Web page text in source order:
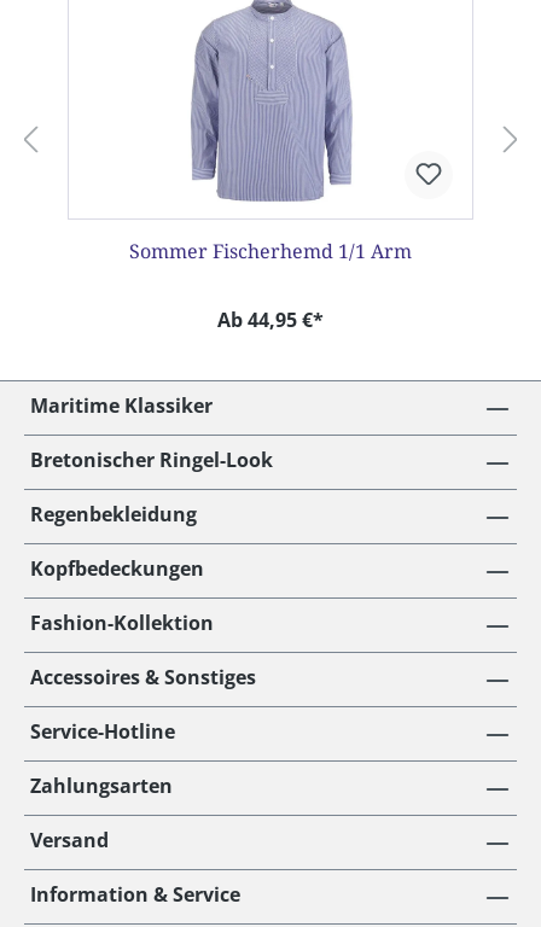
Sommer Fischerhemd 1/1 Arm
Ab 44,95 €*
Maritime Klassiker
Bretonischer Ringel-Look
Regenbekleidung
Kopfbedeckungen
Fashion-Kollektion
Accessoires & Sonstiges
Service-Hotline
Zahlungsarten
Versand
Information & Service